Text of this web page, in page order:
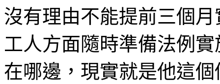
沒有理由不能提前三個
工人方面隨時準備法例
在哪邊，現實就是他這